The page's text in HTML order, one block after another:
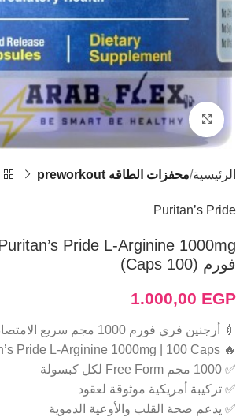
Click to enlarge
الرئيسية محفزات الطاقه preworkout
Puritan’s Pride
فورم (100 Caps)
1.000,00 EGP
💉 أرجنين فري فورم 1000 مجم سريع الامتصاص
🔥 Puritan’s Pride L-Arginine 1000mg | 100 Caps
✅ 1000 مجم Free Form لكل كبسولة
✅ تركيبة أمريكية موثوقة لعقود
✅ يدعم صحة القلب والأوعية الدموية